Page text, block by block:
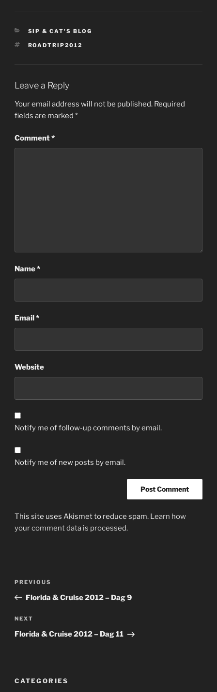
CATEGORIES
SIP & CAT'S BLOG
TAGS
ROADTRIP2012
Leave a Reply
Your email address will not be published. Required
fields are marked *
Comment*
Name*
Email*
Website
Notify me of follow-up comments by email.
Notify me of new posts by email.
This site uses Akismet to reduce spam. Learn how
your comment data is processed.
Previous
Post
PREVIOUS
Florida & Cruise 2012 – Dag 9
Next
Post
NEXT
Florida & Cruise 2012 – Dag 11
CATEGORIES